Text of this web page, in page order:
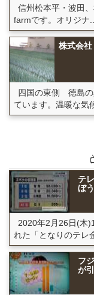
信州松本平・波田
farmです。オリジナ...
株式会
四国の東側 徳島
ています。温暖な気
テ
ぼ
2020年2月26日(木
れた「となりのテレ
フ
が